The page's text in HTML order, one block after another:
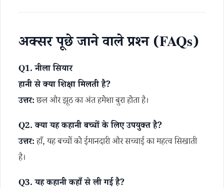
अक्सर पूछे जाने वाले प्रश्न (FAQs)
Q1. नीला सियार
हानी से क्या शिक्षा मिलती है?
उत्तर:छल और झूठ का अंत हमेशा बुरा होता है।
Q2. क्या यह कहानी बच्चों के लिए उपयुक्त है?
उत्तर:हाँ, यह बच्चों को ईमानदारी और सच्चाई का महत्व सिखाती
है।
Q3. यह कहानी कहाँ से ली गई है?